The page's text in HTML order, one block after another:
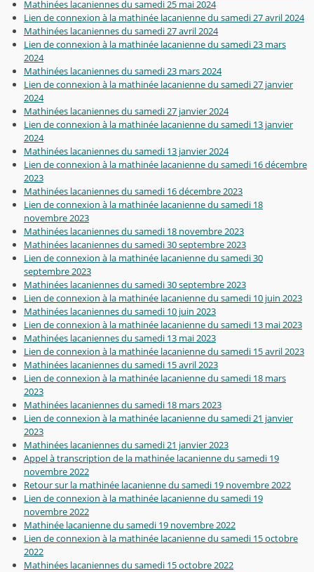
Mathinées lacaniennes du samedi 25 mai 2024
Lien de connexion à la mathinée lacanienne du samedi 27 avril 2024
Mathinées lacaniennes du samedi 27 avril 2024
Lien de connexion à la mathinée lacanienne du samedi 23 mars
2024
Mathinées lacaniennes du samedi 23 mars 2024
Lien de connexion à la mathinée lacanienne du samedi 27 janvier
2024
Mathinées lacaniennes du samedi 27 janvier 2024
Lien de connexion à la mathinée lacanienne du samedi 13 janvier
2024
Mathinées lacaniennes du samedi 13 janvier 2024
Lien de connexion à la mathinée lacanienne du samedi 16 décembre
2023
Mathinées lacaniennes du samedi 16 décembre 2023
Lien de connexion à la mathinée lacanienne du samedi 18
novembre 2023
Mathinées lacaniennes du samedi 18 novembre 2023
Mathinées lacaniennes du samedi 30 septembre 2023
Lien de connexion à la mathinée lacanienne du samedi 30
septembre 2023
Mathinées lacaniennes du samedi 30 septembre 2023
Lien de connexion à la mathinée lacanienne du samedi 10 juin 2023
Mathinées lacaniennes du samedi 10 juin 2023
Lien de connexion à la mathinée lacanienne du samedi 13 mai 2023
Mathinées lacaniennes du samedi 13 mai 2023
Lien de connexion à la mathinée lacanienne du samedi 15 avril 2023
Mathinées lacaniennes du samedi 15 avril 2023
Lien de connexion à la mathinée lacanienne du samedi 18 mars
2023
Mathinées lacaniennes du samedi 18 mars 2023
Lien de connexion à la mathinée lacanienne du samedi 21 janvier
2023
Mathinées lacaniennes du samedi 21 janvier 2023
Appel à transcription de la mathinée lacanienne du samedi 19
novembre 2022
Retour sur la mathinée lacanienne du samedi 19 novembre 2022
Lien de connexion à la mathinée lacanienne du samedi 19
novembre 2022
Mathinée lacanienne du samedi 19 novembre 2022
Lien de connexion à la mathinée lacanienne du samedi 15 octobre
2022
Mathinées lacaniennes du samedi 15 octobre 2022